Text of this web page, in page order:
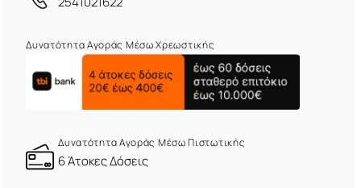
Δυνατότητα Αγοράς Μέσω Χρεωστικής
Δυνατότητα Αγοράς Μέσω Πιστωτικής
6 Άτοκες Δόσεις